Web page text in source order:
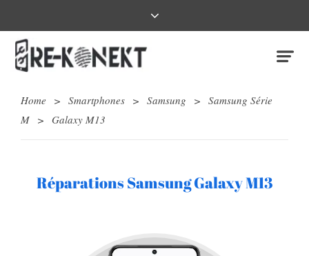
Home > Smartphones > Samsung > Samsung Série
M > Galaxy M13
Réparations Samsung Galaxy M13